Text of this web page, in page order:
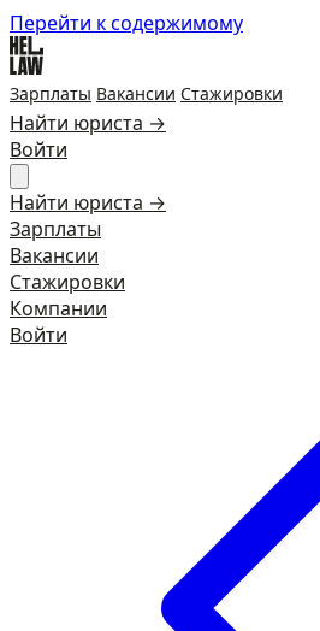
Перейти к содержимому
Зарплаты Вакансии Стажировки
Найти юриста →
Войти
Найти юриста →
Зарплаты
Вакансии
Стажировки
Компании
Войти